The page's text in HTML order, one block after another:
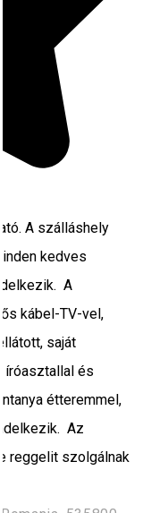
A szálláshely
kedves
A
kábel-TV-vel,
saját
íróasztallal és
étteremmel,
Az
reggelit szolgálnak